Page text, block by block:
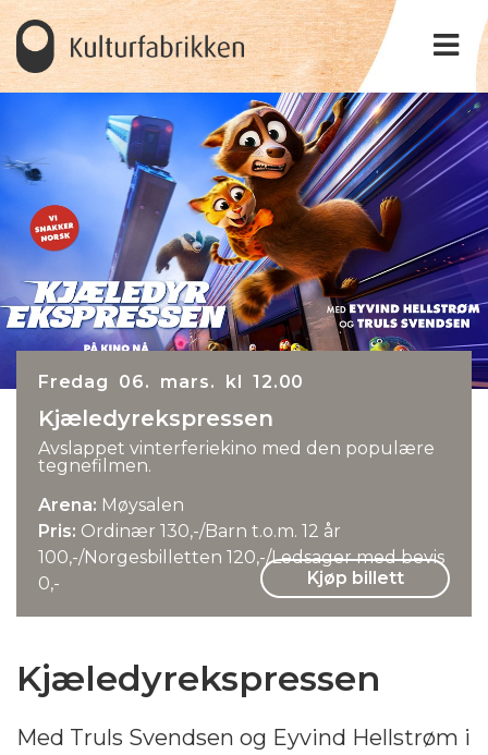
Fredag 06. mars. kl 12.00
Kjæledyrekspressen
Avslappet vinterferiekino med den populære
tegnefilmen.
Arena: Møysalen
Pris: Ordinær 130,-/Barn t.o.m. 12 år
100,-/Norgesbilletten 120,-/Ledsager med bevis
0,-
Kjøp billett
Kjæledyrekspressen
Med Truls Svendsen og Eyvind Hellstrøm i